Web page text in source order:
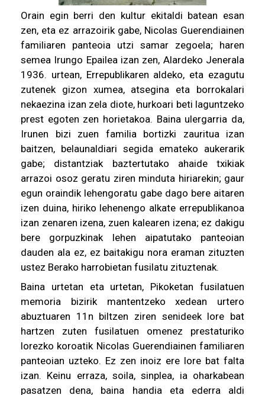
Orain egin berri den kultur ekitaldi batean esan
zen, eta ez arrazoirik gabe, Nicolas Guerendiainen
familiaren panteoia utzi samar zegoela; haren
semea Irungo Epailea izan zen, Alardeko Jenerala
1936. urtean, Errepublikaren aldeko, eta ezagutu
zutenek gizon xumea, atsegina eta borrokalari
nekaezina izan zela diote, hurkoari beti laguntzeko
prest egoten zen horietakoa. Baina ulergarria da,
Irunen bizi zuen familia bortizki zauritua izan
baitzen, belaunaldiari segida emateko aukerarik
gabe; distantziak baztertutako ahaide txikiak
arrazoi osoz geratu ziren minduta hiriarekin; gaur
egun oraindik lehengoratu gabe dago bere aitaren
izen duina, hiriko lehenengo alkate errepublikanoa
izan zenaren izena, zuen kalearen izena; ez dakigu
bere gorpuzkinak lehen aipatutako panteoian
dauden ala ez, ez baitakigu nora eraman zituzten
ustez Berako harrobietan fusilatu zituztenak.
Baina urtetan eta urtetan, Pikoketan fusilatuen
memoria bizirik mantentzeko xedean urtero
abuztuaren 11n biltzen ziren senideek lore bat
hartzen zuten fusilatuen omenez prestaturiko
lorezko koroatik Nicolas Guerendiainen familiaren
panteoian uzteko. Ez zen inoiz ere lore bat falta
izan. Keinu erraza, soila, sinplea, ia oharkabean
pasatzen dena, baina handia eta ederra aldi